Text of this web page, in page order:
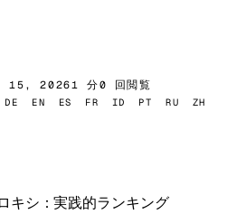
15, 20261 分0 回閲覧
DE EN ES FR ID PT RU ZH
キシ：実践的ランキング